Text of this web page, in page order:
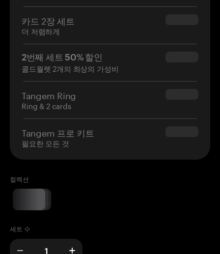
카드 2장 세트
더 저렴하게
$54.90
2번째 세트 50% 할인
콜드월렛 2개의 최상의 가성비
$34.95
Tangem Ring
Ring & 2 cards
$160.00
Tangem 프로 키트
필요한 모든 것
$180.00
컬렉션
세트 수